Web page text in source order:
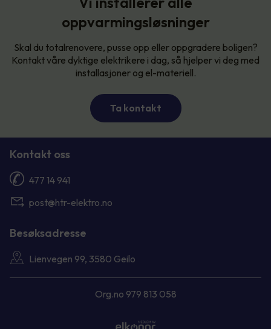
oppvarmingsløsninger
Skal du totalrenovere, pusse opp eller oppgradere boligen?
Kontakt våre dyktige elektrikere i dag, så hjelper vi deg med
installasjoner og el-materiell.
Ta kontakt
Kontakt oss
477 14 941
post@htr-elektro.no
Besøksadresse
Lienvegen 99, 3580 Geilo
Org.no 979 813 058